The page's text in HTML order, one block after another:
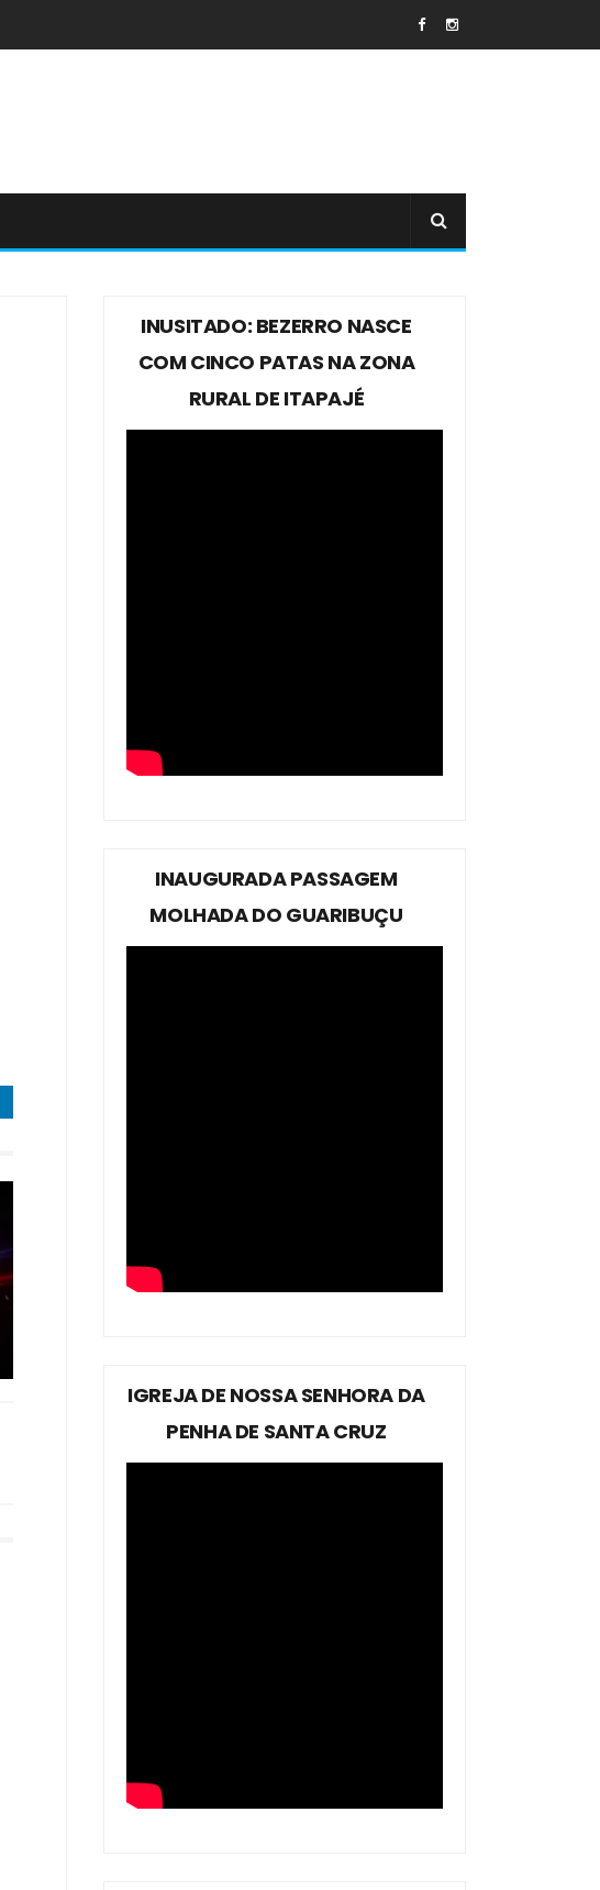
INUSITADO: BEZERRO NASCE
COM CINCO PATAS NA ZONA
RURAL DE ITAPAJÉ
INAUGURADA PASSAGEM
MOLHADA DO GUARIBUÇU
IGREJA DE NOSSA SENHORA DA
PENHA DE SANTA CRUZ